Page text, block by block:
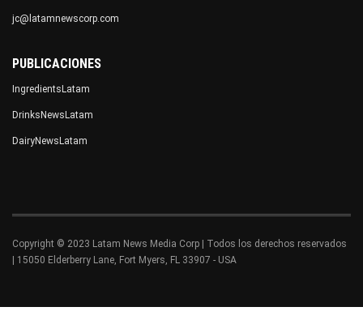
jc@latamnewscorp.com
PUBLICACIONES
IngredientsLatam
DrinksNewsLatam
DairyNewsLatam
Copyright © 2023 Latam News Media Corp | Todos los derechos reservados
| 15050 Elderberry Lane, Fort Myers, FL 33907 - USA